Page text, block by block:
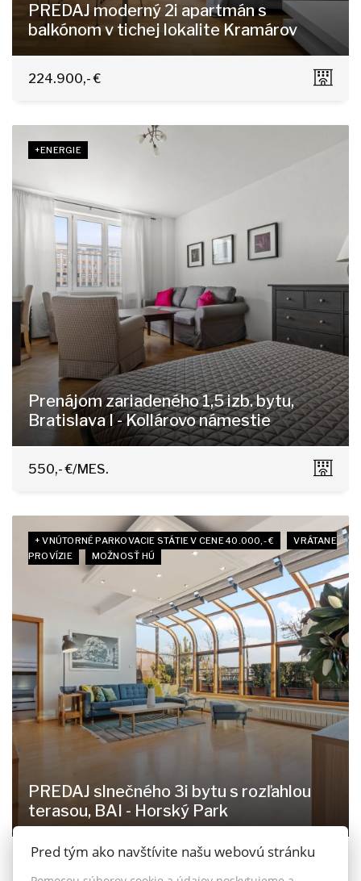
PREDAJ moderný 2i apartmán s
balkónom v tichej lokalite Kramárov
Ďumbierska, Bratislava - Nové Mesto
224.900,- €
+ENERGIE
Prenájom zariadeného 1,5 izb. bytu,
Bratislava I - Kollárovo námestie
Kollárovo námestie 20, Bratislava - Staré Mesto
550,- €/MES.
+ VNÚTORNÉ PARKOVACIE STÁTIE V CENE 40.000,- €
VRÁTANE
PROVÍZIE
MOŽNOSŤ HÚ
PREDAJ slnečného 3i bytu s rozľahlou
terasou, BAI - Horský Park
Čapkova 16, Bratislava - Staré Mesto
499.999,- €
Pred tým ako navštívite našu webovú stránku